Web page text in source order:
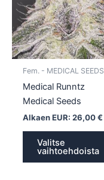
Fem. - MEDICAL SEEDS
Medical Runntz
Medical Seeds
Alkaen EUR: 26,00€
Valitse
vaihtoehdoista